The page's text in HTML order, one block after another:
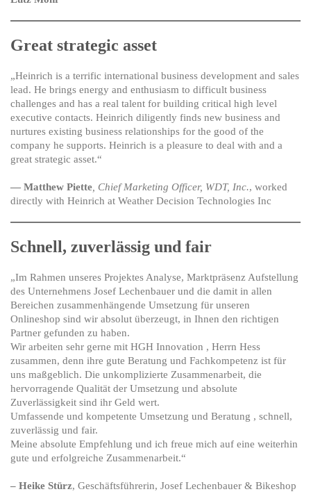
Great strategic asset
„Heinrich is a terrific international business development and sales
lead. He brings energy and enthusiasm to difficult business
challenges and has a real talent for building critical high level
executive contacts. Heinrich diligently finds new business and
nurtures existing business relationships for the good of the
company he supports. Heinrich is a pleasure to deal with and a
great strategic asset.“
— Matthew Piette , Chief Marketing Officer, WDT, Inc., worked
directly with Heinrich at Weather Decision Technologies Inc
Schnell, zuverlässig und fair
„Im Rahmen unseres Projektes Analyse, Marktpräsenz Aufstellung
des Unternehmens Josef Lechenbauer und die damit in allen
Bereichen zusammenhängende Umsetzung für unseren
Onlineshop sind wir absolut überzeugt, in Ihnen den richtigen
Partner gefunden zu haben.
Wir arbeiten sehr gerne mit HGH Innovation , Herrn Hess
zusammen, denn ihre gute Beratung und Fachkompetenz ist für
uns maßgeblich. Die unkomplizierte Zusammenarbeit, die
hervorragende Qualität der Umsetzung und absolute
Zuverlässigkeit sind ihr Geld wert.
Umfassende und kompetente Umsetzung und Beratung , schnell,
zuverlässig und fair.
Meine absolute Empfehlung und ich freue mich auf eine weiterhin
gute und erfolgreiche Zusammenarbeit.“
– Heike Stürz, Geschäftsführerin, Josef Lechenbauer & Bikeshop